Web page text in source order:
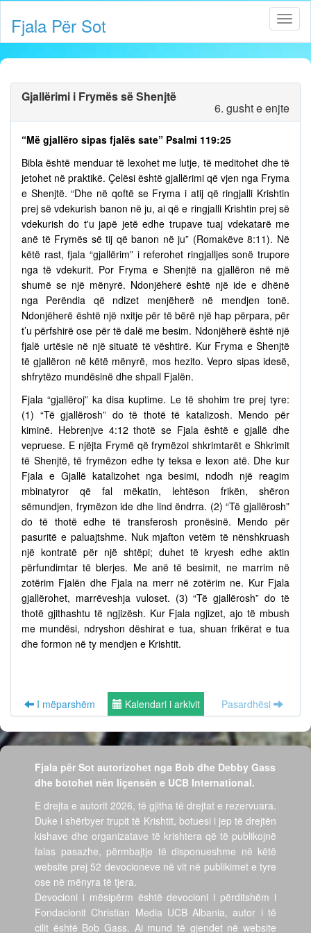
Fjala Për Sot
Gjallërimi i Frymës së Shenjtë
6. gusht e enjte
“Më gjallëro sipas fjalës sate” Psalmi 119:25
Bibla është menduar të lexohet me lutje, të meditohet dhe të
jetohet në praktikë. Çelësi është gjallërimi që vjen nga Fryma
e Shenjtë. “Dhe në qoftë se Fryma i atij që ringjalli Krishtin
prej së vdekurish banon në ju, ai që e ringjalli Krishtin prej së
vdekurish do t'u japë jetë edhe trupave tuaj vdekatarë me
anë të Frymës së tij që banon në ju” (Romakëve 8:11). Në
këtë rast, fjala “gjallërim” i referohet ringjalljes sonë trupore
nga të vdekurit. Por Fryma e Shenjtë na gjallëron në më
shumë se një mënyrë. Ndonjëherë është një ide e dhënë
nga Perëndia që ndizet menjëherë në mendjen tonë.
Ndonjëherë është një nxitje për të bërë një hap përpara, për
t’u përfshirë ose për të dalë me besim. Ndonjëherë është një
fjalë urtësie në një situatë të vështirë. Kur Fryma e Shenjtë
të gjallëron në këtë mënyrë, mos hezito. Vepro sipas idesë,
shfrytëzo mundësinë dhe shpall Fjalën.
Fjala “gjallëroj” ka disa kuptime. Le të shohim tre prej tyre:
(1) “Të gjallërosh” do të thotë të katalizosh. Mendo për
kiminë. Hebrenjve 4:12 thotë se Fjala është e gjallë dhe
vepruese. E njëjta Frymë që frymëzoi shkrimtarët e Shkrimit
të Shenjtë, të frymëzon edhe ty teksa e lexon atë. Dhe kur
Fjala e Gjallë katalizohet nga besimi, ndodh një reagim
mbinatyror që fal mëkatin, lehtëson frikën, shëron
sëmundjen, frymëzon ide dhe lind ëndrra. (2) “Të gjallërosh”
do të thotë edhe të transferosh pronësinë. Mendo për
pasuritë e paluajtshme. Nuk mjafton vetëm të nënshkruash
një kontratë për një shtëpi; duhet të kryesh edhe aktin
përfundimtar të blerjes. Me anë të besimit, ne marrim në
zotërim Fjalën dhe Fjala na merr në zotërim ne. Kur Fjala
gjallërohet, marrëveshja vuloset. (3) “Të gjallërosh” do të
thotë gjithashtu të ngjizësh. Kur Fjala ngjizet, ajo të mbush
me mundësi, ndryshon dëshirat e tua, shuan frikërat e tua
dhe formon në ty mendjen e Krishtit.
I mëparshëm Kalendari i arkivit Pasardhësi
Fjala për Sot autorizohet nga Bob dhe Debby Gass
dhe botohet nën liçensën e UCB International.
E drejta e autorit 2026, të gjitha të drejtat e rezervuara.
Duke i shërbyer trupit të Krishtit, botuesi i jep të drejtën
kishave dhe organizatave të krishtera që të publikojnë
falas pasazhe, përmbajtje të disponueshme në këtë
website prej 52 devocioneve në vit në publikimet e tyre
ose në mënyra të tjera.
Devocioni i mësipërm është devocioni i përditshëm i
Fondacionit Christian Media UCB Albania, autor i të
cilit është Bob Gass. Ai mund të gjendet në website